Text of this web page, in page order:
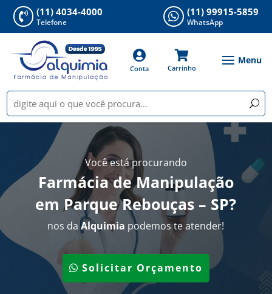
 (11) 4034-4000
Telefone  (11) 99915-5859
WhatsApp

Conta

Carrinho
Você está procurando
Farmácia de Manipulação
em Parque Rebouças – SP?
nos daAlquimia podemos te atender!
Solicitar Orçamento